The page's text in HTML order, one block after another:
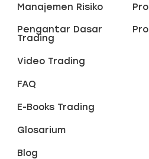
Manajemen Risiko
Pengantar Dasar
Trading
Video Trading
FAQ
E-Books Trading
Glosarium
Blog